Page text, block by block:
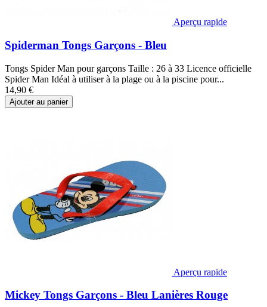
Aperçu rapide
Spiderman Tongs Garçons - Bleu
Tongs Spider Man pour garçons Taille : 26 à 33 Licence officielle
Spider Man Idéal à utiliser à la plage ou à la piscine pour...
14,90 €
Ajouter au panier
Aperçu rapide
Mickey Tongs Garçons - Bleu Lanières Rouge